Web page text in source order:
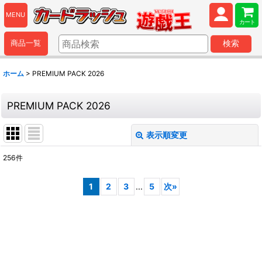
MENU
カート
商品一覧 検索
ホーム > PREMIUM PACK 2026
PREMIUM PACK 2026
表示順変更
256件
1 2 3 ... 5 次»